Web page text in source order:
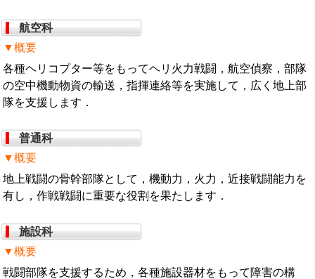
航空科
▼概要
各種ヘリコプター等をもってヘリ火力戦闘，航空偵察，部隊
の空中機動物資の輸送，指揮連絡等を実施して，広く地上部
隊を支援します．
普通科
▼概要
地上戦闘の骨幹部隊として，機動力，火力，近接戦闘能力を
有し，作戦戦闘に重要な役割を果たします．
施設科
▼概要
戦闘部隊を支援するため，各種施設器材をもって障害の構